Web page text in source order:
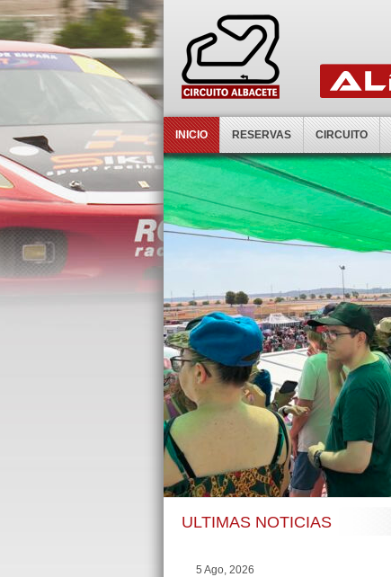
INICIO RESERVAS CIRCUITO
ULTIMAS NOTICIAS
5 Ago, 2026